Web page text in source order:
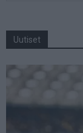
Uutiset